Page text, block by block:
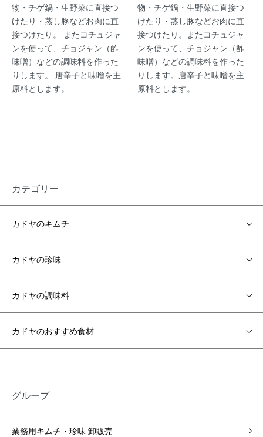
物・チゲ鍋・生野菜に直接つ
けたり・蒸し豚などお肉に直
接つけたり。 またコチュジャ
ンを使って、チョジャン（酢
味噌）などの調味料を作った
りします。 唐辛子と味噌を主
原料とします。
物・チゲ鍋・生野菜に直接つ
けたり・蒸し豚などお肉に直
接つけたり。またコチュジャ
ンを使って、チョジャン（酢
味噌）などの調味料を作った
りします。唐辛子と味噌を主
原料とします。
カテゴリー
カドヤのキムチ
カドヤの珍味
カドヤの調味料
カドヤのおすすめ食材
グループ
業務用キムチ・珍味 卸販売